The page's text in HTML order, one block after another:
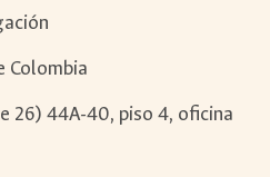
Colombia
26) 44A-40, piso 4, oficina